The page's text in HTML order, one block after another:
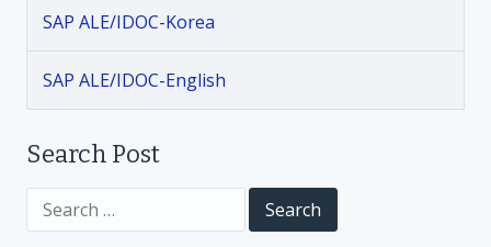
a
i
o
n
SAP ALE/IDOC-Korea
SAP ALE/IDOC-English
Search Post